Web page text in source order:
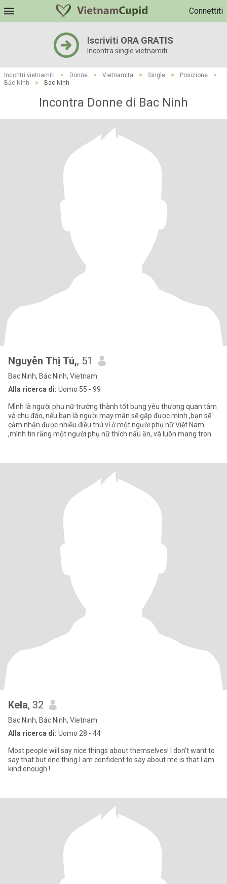
Connettiti
Iscriviti ORA GRATIS
Incontra single vietnamiti
Incontri vietnamiti > Donne > Vietnamita > Single > Posizione
>
Bắc Ninh
> Bac Ninh
Incontra Donne di Bac Ninh
Nguyễn Thị Tú,, 51
Bac Ninh, Bắc Ninh, Vietnam
Alla ricerca di: Uomo 55 - 99
Mình là người phụ nữ trưởng thành tốt bụng yêu thương quan tâm
và chu đáo, nếu bạn là người may mắn sẽ gặp được mình ,bạn sẽ
cảm nhận được nhiều điều thú vị ở một người phụ nữ Việt Nam
,mình tin rằng một người phụ nữ thích nấu ăn, và luôn mang tron
Kela, 32
Bac Ninh, Bắc Ninh, Vietnam
Alla ricerca di: Uomo 28 - 44
Most people will say nice things about themselves! I don't want to
say that but one thing I am confident to say about me is that I am
kind enough !